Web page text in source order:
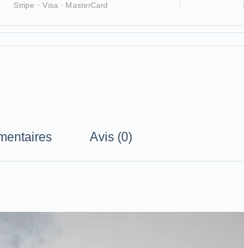
Stripe · Visa · MasterCard
Avis (0)